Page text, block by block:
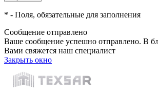
* - Поля, обязательные для заполнения
Сообщение отправлено
Ваше сообщение успешно отправлено. В
Вами свяжется наш специалист
Закрыть окно